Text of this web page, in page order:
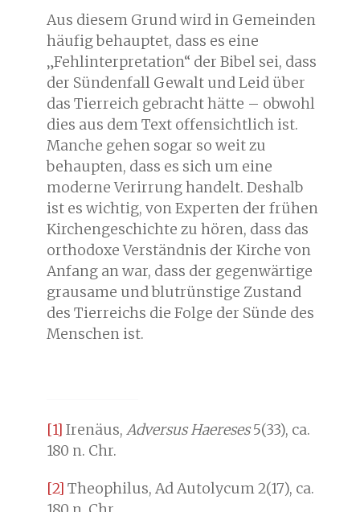
Aus diesem Grund wird in Gemeinden
häufig behauptet, dass es eine
„Fehlinterpretation“ der Bibel sei, dass
der Sündenfall Gewalt und Leid über
das Tierreich gebracht hätte – obwohl
dies aus dem Text offensichtlich ist.
Manche gehen sogar so weit zu
behaupten, dass es sich um eine
moderne Verirrung handelt. Deshalb
ist es wichtig, von Experten der frühen
Kirchengeschichte zu hören, dass das
orthodoxe Verständnis der Kirche von
Anfang an war, dass der gegenwärtige
grausame und blutrünstige Zustand
des Tierreichs die Folge der Sünde des
Menschen ist.
[1] Irenäus, Adversus Haereses5(33), ca.
180 n. Chr.
[2] Theophilus, Ad Autolycum 2(17), ca.